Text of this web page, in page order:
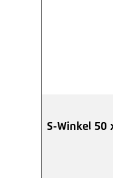
S-Winkel 50